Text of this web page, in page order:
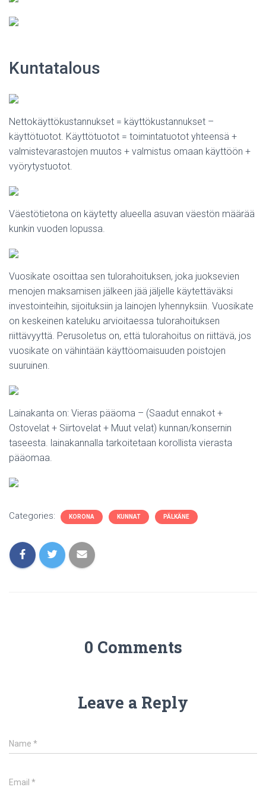
Kuntatalous
Nettokäyttökustannukset = käyttökustannukset –
käyttötuotot. Käyttötuotot = toimintatuotot yhteensä +
valmistevarastojen muutos + valmistus omaan käyttöön +
vyörytystuotot.
Väestötietona on käytetty alueella asuvan väestön määrää
kunkin vuoden lopussa.
Vuosikate osoittaa sen tulorahoituksen, joka juoksevien
menojen maksamisen jälkeen jää jäljelle käytettäväksi
investointeihin, sijoituksiin ja lainojen lyhennyksiin. Vuosikate
on keskeinen kateluku arvioitaessa tulorahoituksen
riittävyyttä. Perusoletus on, että tulorahoitus on riittävä, jos
vuosikate on vähintään käyttöomaisuuden poistojen
suuruinen.
Lainakanta on: Vieras pääoma – (Saadut ennakot +
Ostovelat + Siirtovelat + Muut velat) kunnan/konsernin
taseesta. lainakannalla tarkoitetaan korollista vierasta
pääomaa.
Categories: KORONA KUNNAT PÄLKÄNE
0 Comments
Leave a Reply
Name *
Email *